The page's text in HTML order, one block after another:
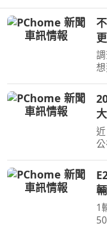
而Porsche則是
Turbo GT與911
1